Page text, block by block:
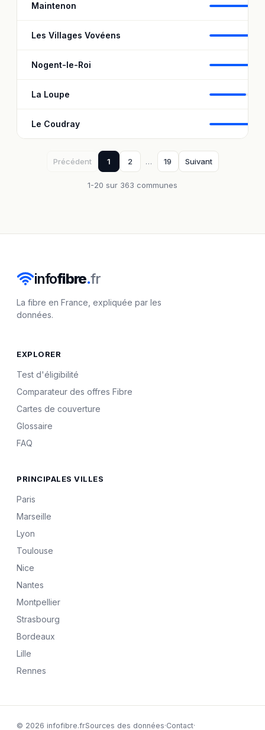
Maintenon
Les Villages Vovéens
Nogent-le-Roi
La Loupe
Le Coudray
Précédent 1 2 … 19 Suivant
1-20 sur 363 communes
infofibre.fr
La fibre en France, expliquée par les
données.
EXPLORER
Test d'éligibilité
Comparateur des offres Fibre
Cartes de couverture
Glossaire
FAQ
PRINCIPALES VILLES
Paris
Marseille
Lyon
Toulouse
Nice
Nantes
Montpellier
Strasbourg
Bordeaux
Lille
Rennes
© 2026 infofibre.frSources des données·Contact·